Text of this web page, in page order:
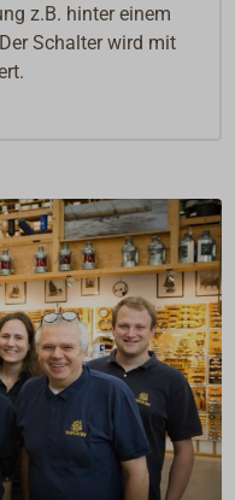
z.B. hinter einem
Schalter wird mit